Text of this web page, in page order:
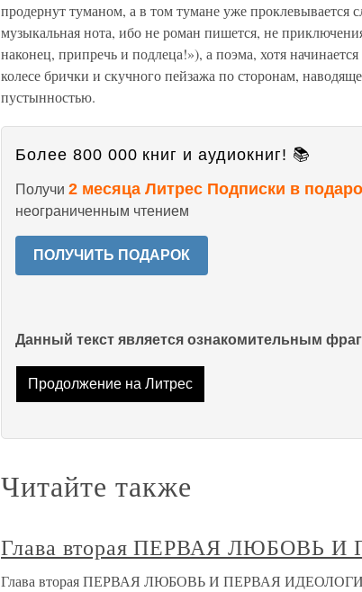
продернут туманом, а в том тумане уже проклевывается
музыкальная нота, ибо не роман пишется, не
наконец, припречь и подлеца!»), а поэма, хотя
колесе брички и скучного пейзажа по сторонам,
пустынностью.
Более 800 000 книг и аудиокниг! 📚
Получи 2 месяца Литрес Подписки в
неограниченным чтением
ПОЛУЧИТЬ ПОДАРОК
Данный текст является ознакомительным
Продолжение на Литрес
Читайте также
Глава вторая ПЕРВАЯ ЛЮБОВЬ
Глава вторая ПЕРВАЯ ЛЮБОВЬ И ПЕРВАЯ